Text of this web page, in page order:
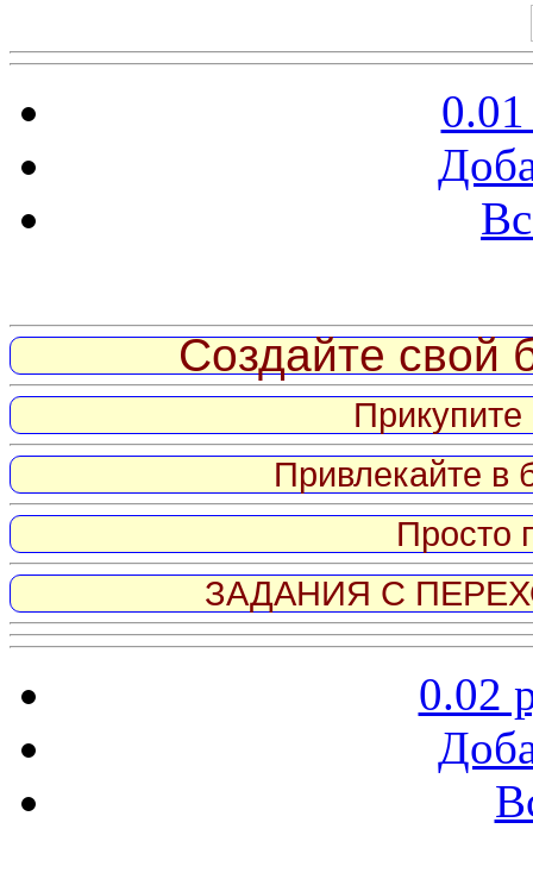
Создайте свой
Привлекайте в
Просто
ЗАДАНИЯ С
0.02